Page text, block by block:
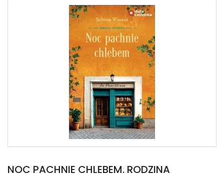
NOC PACHNIE CHLEBEM. RODZINA